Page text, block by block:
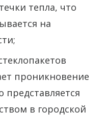
тепла, что
на
проникновение
в городской